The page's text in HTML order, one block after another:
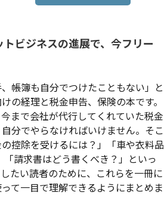
ビジネスの進展で、今フリー
帳簿も自分でつけたこともない」と
の経理と税金申告、保険の本です。
まで会社が代行してくれていた税金
分でやらなければいけません。そこ
控除を受けるには？」「車や衣料品
請求書はどう書くべき？」といっ
たい読者のために、これらを一冊に
て一目で理解できるようにまとめま